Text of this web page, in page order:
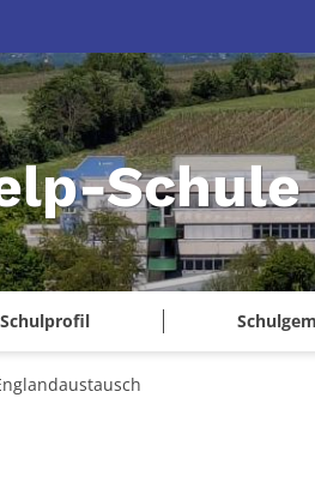
Schule
Schulprofil